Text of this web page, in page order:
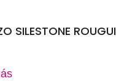
SILESTONE ROUGUI